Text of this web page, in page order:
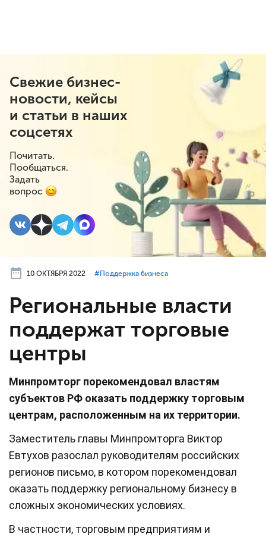
Свежие бизнес-
новости, кейсы
и статьи в наших
соцсетях
Почитать.
Пообщаться.
Задать
вопрос
10 ОКТЯБРЯ 2022 #⁣Поддержка бизнеса
Региональные власти
поддержат торговые
центры
Минпромторг порекомендовал властям
субъектов РФ оказать поддержку торговым
центрам, расположенным на их территории.
Заместитель главы Минпромторга Виктор
Евтухов разослал руководителям российских
регионов письмо, в котором порекомендовал
оказать поддержку региональному бизнесу в
сложных экономических условиях.
В частности, торговым предприятиям и